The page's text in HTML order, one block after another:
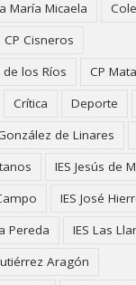
María Micaela
CP Cisneros
de los Ríos
CP
Crítica Deporte
de Linares
IES Jesús de
IES José
Pereda
IES Las
Aragón